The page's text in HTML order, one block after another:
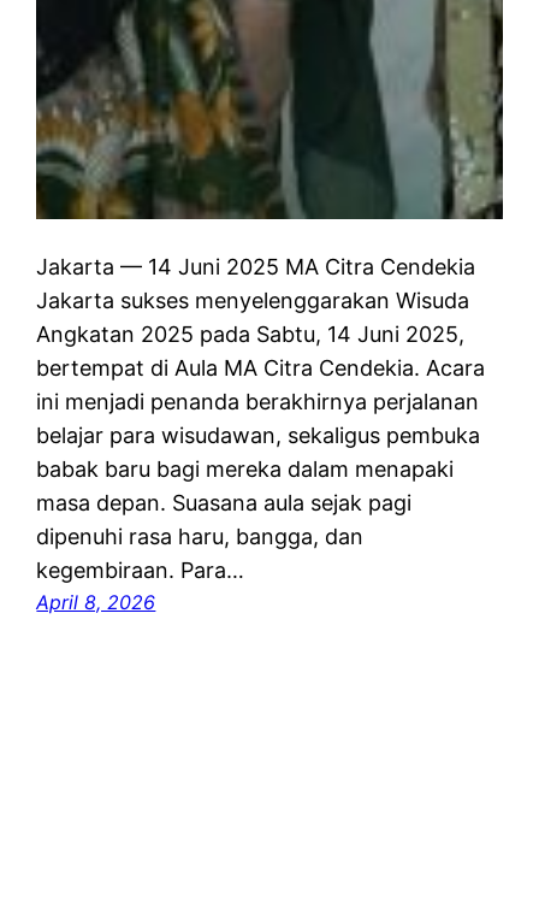
Jakarta — 14 Juni 2025 MA Citra Cendekia
Jakarta sukses menyelenggarakan Wisuda
Angkatan 2025 pada Sabtu, 14 Juni 2025,
bertempat di Aula MA Citra Cendekia. Acara
ini menjadi penanda berakhirnya perjalanan
belajar para wisudawan, sekaligus pembuka
babak baru bagi mereka dalam menapaki
masa depan. Suasana aula sejak pagi
dipenuhi rasa haru, bangga, dan
kegembiraan. Para…
April 8, 2026